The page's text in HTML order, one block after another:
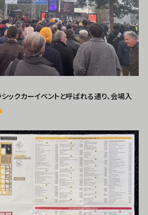
ックカーイベントと呼ばれる通り、会場入